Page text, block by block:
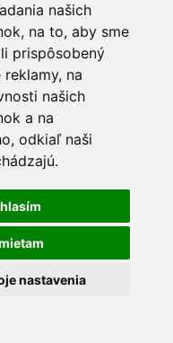
našich
na to, aby sme
prispôsobený
na
našich
a na
odkiaľ naši
nastavenia